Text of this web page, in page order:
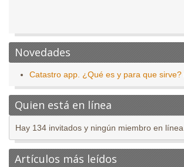
Novedades
Catastro app. ¿Qué es y para que sirve?
Quien está en línea
Hay 134 invitados y ningún miembro en línea
Artículos más leídos